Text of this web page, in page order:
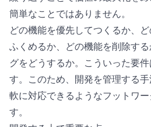
簡単なことではありません。
どの機能を優先してつくるか、
ふくめるか、どの機能を削除す
グをどうするか。こういった要
す。このため、開発を管理する
軟に対応できるようなフットワ
す。